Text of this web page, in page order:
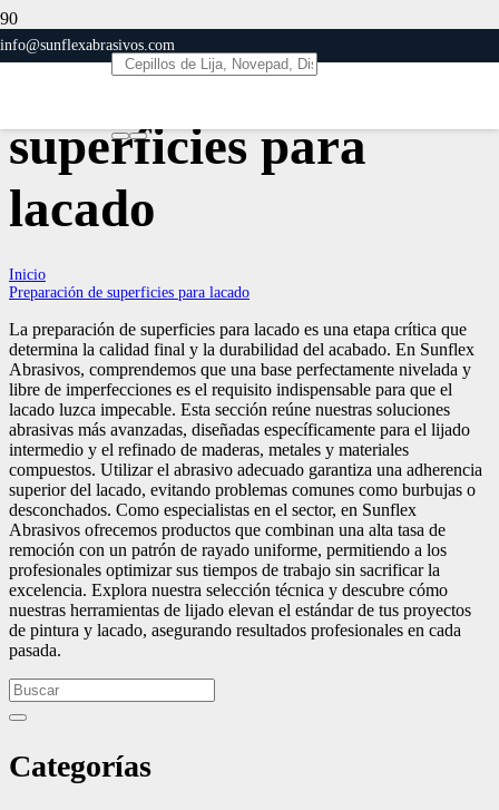
info@sunflexabrasivos.com
Preparación de
superficies para
lacado
Inicio
Preparación de superficies para lacado
La preparación de superficies para lacado es una etapa crítica que
determina la calidad final y la durabilidad del acabado. En Sunflex
Abrasivos, comprendemos que una base perfectamente nivelada y
libre de imperfecciones es el requisito indispensable para que el
lacado luzca impecable. Esta sección reúne nuestras soluciones
abrasivas más avanzadas, diseñadas específicamente para el lijado
intermedio y el refinado de maderas, metales y materiales
compuestos. Utilizar el abrasivo adecuado garantiza una adherencia
superior del lacado, evitando problemas comunes como burbujas o
desconchados. Como especialistas en el sector, en Sunflex
Abrasivos ofrecemos productos que combinan una alta tasa de
remoción con un patrón de rayado uniforme, permitiendo a los
profesionales optimizar sus tiempos de trabajo sin sacrificar la
excelencia. Explora nuestra selección técnica y descubre cómo
nuestras herramientas de lijado elevan el estándar de tus proyectos
de pintura y lacado, asegurando resultados profesionales en cada
pasada.
Categorías